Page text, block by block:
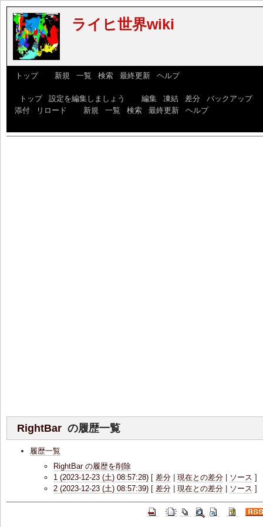
ライヒ世界wiki
トップ] [ 新規 一覧 検索| 最終更新| ヘルプ]
トップ| 設定を編集しましょう 編集| 凍結| 差分 バックアップ|
添付| リロード 新規 一覧 検索| 最終更新| ヘルプ]
RightBar の履歴一覧
履歴一覧
RightBar の履歴を削除
1 (2023-12-23 (土) 08:57:28)[ 差分| 現在との差分| ソース ]
2 (2023-12-23 (土) 08:57:39)[ 差分| 現在との差分| ソース ]